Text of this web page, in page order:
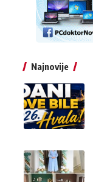
Najnovije